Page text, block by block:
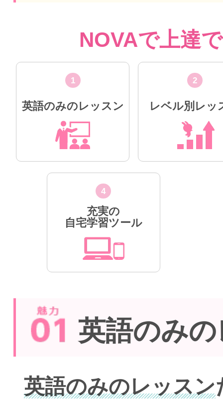
NOVAで上達
1
英語のみのレッスン
2
レベル別レッ
4
充実の
自宅学習ツール
英語のみ
英語のみのレッスン